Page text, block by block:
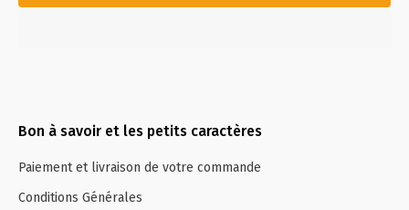
Bon à savoir et les petits caractères
Paiement et livraison de votre commande
Conditions Générales